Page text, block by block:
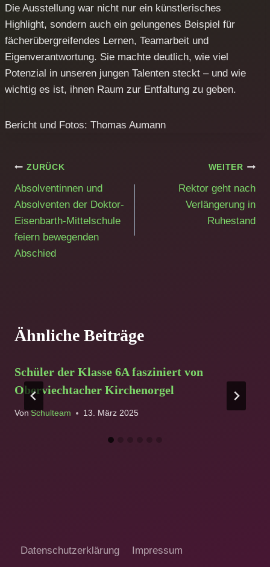
Die Ausstellung war nicht nur ein künstlerisches
Highlight, sondern auch ein gelungenes Beispiel für
fächerübergreifendes Lernen, Teamarbeit und
Eigenverantwortung. Sie machte deutlich, wie viel
Potenzial in unseren jungen Talenten steckt – und wie
wichtig es ist, ihnen Raum zur Entfaltung zu geben.
Bericht und Fotos: Thomas Aumann
Beitragsnavigation
ZURÜCK
Absolventinnen und
Absolventen der Doktor-
Eisenbarth-Mittelschule
feiern bewegenden
Abschied
WEITER
Rektor geht nach
Verlängerung in
Ruhestand
Ähnliche Beiträge
Schüler der Klasse 6A fasziniert von
Oberviechtacher Kirchenorgel
Von Schulteam 13. März 2025
Datenschutzerklärung Impressum